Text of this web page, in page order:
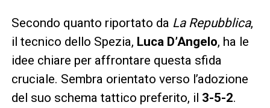
Secondo quanto riportato da La Repubblica,
il tecnico dello Spezia, Luca D’Angelo, ha le
idee chiare per affrontare questa sfida
cruciale. Sembra orientato verso l’adozione
del suo schema tattico preferito, il 3-5-2.